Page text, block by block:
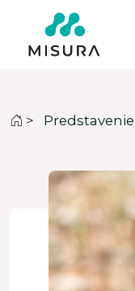
>